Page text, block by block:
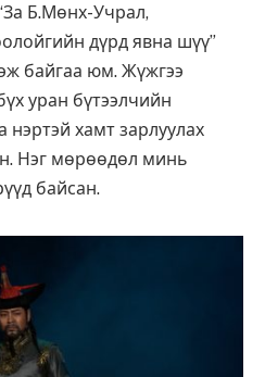
Б.Мөнх-Учрал,
дүрд явна шүү”
байгаа юм. Жүжгээ
уран бүтээлчийн
нэртэй хамт зарлуулах
Нэг мөрөөдөл минь
байсан.